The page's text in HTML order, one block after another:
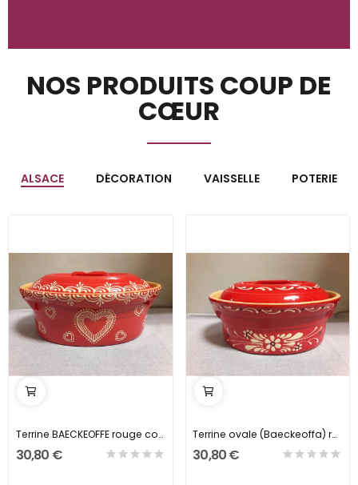
NOS PRODUITS COUP DE
CŒUR
ALSACE DÉCORATION VAISSELLE POTERIE
Terrine BAECKEOFFE rouge coeur
30,80 €
Terrine ovale (Baeckeoffa) rouge petites fleurs
30,80 €